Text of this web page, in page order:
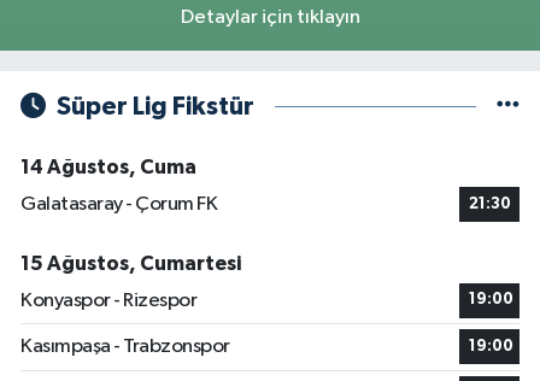
Detaylar için tıklayın
Süper Lig Fikstür
14 Ağustos, Cuma
Galatasaray - Çorum FK
21:30
15 Ağustos, Cumartesi
Konyaspor - Rizespor
19:00
Kasımpaşa - Trabzonspor 19:00